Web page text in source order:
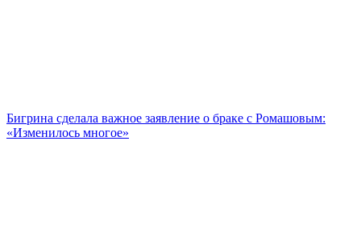
Бигрина сделала важное заявление о браке с Ромашовым:
«Изменилось многое»